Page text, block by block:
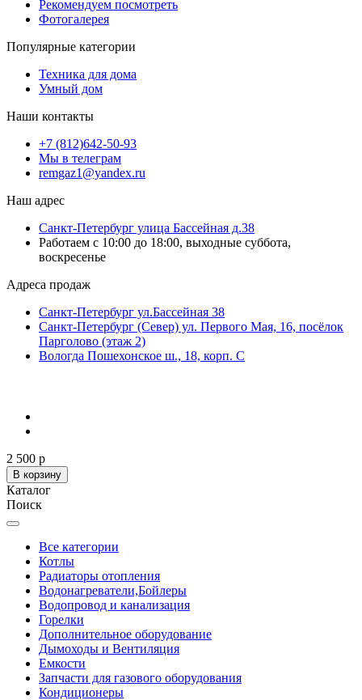
Рекомендуем посмотреть
Фотогалерея
Популярные категории
Техника для дома
Умный дом
Наши контакты
+7 (812)642-50-93
Мы в телеграм
remgaz1@yandex.ru
Наш адрес
Санкт-Петербург улица Бассейная д.38
Работаем с 10:00 до 18:00, выходные суббота,
воскресенье
Адреса продаж
Санкт-Петербург ул.Бассейная 38
Санкт-Петербург (Север) ул. Первого Мая, 16, посёлок
Парголово (этаж 2)
Вологда Пошехонское ш., 18, корп. С
2 500 р
В корзину
Каталог
Поиск
Все категории
Котлы
Радиаторы отопления
Водонагреватели,Бойлеры
Водопровод и канализация
Горелки
Дополнительное оборудование
Дымоходы и Вентиляция
Емкости
Запчасти для газового оборудования
Кондиционеры